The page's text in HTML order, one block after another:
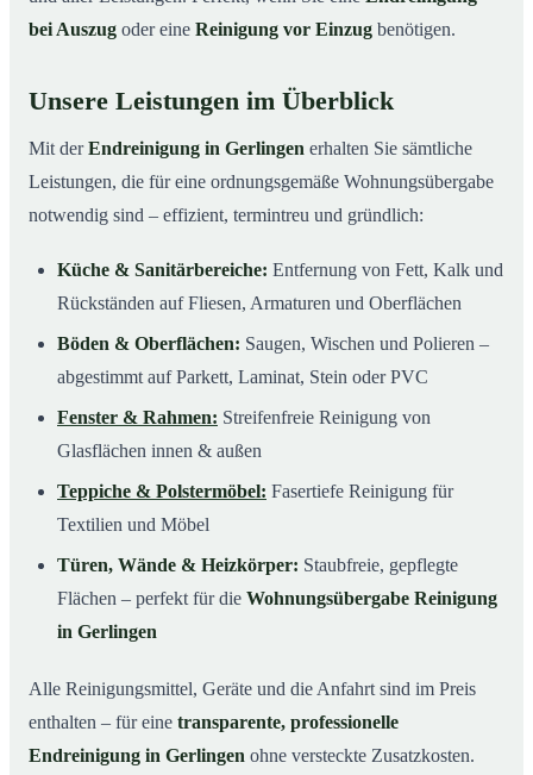
bei Auszug oder eine Reinigung vor Einzug benötigen.
Unsere Leistungen im Überblick
Mit derEndreinigung in Gerlingen erhalten Sie sämtliche
Leistungen, die für eine ordnungsgemäße Wohnungsübergabe
notwendig sind – effizient, termintreu und gründlich:
Küche & Sanitärbereiche: Entfernung von Fett, Kalk und
Rückständen auf Fliesen, Armaturen und Oberflächen
Böden & Oberflächen: Saugen, Wischen und Polieren –
abgestimmt auf Parkett, Laminat, Stein oder PVC
Fenster & Rahmen: Streifenfreie Reinigung von
Glasflächen innen & außen
Teppiche & Polstermöbel: Fasertiefe Reinigung für
Textilien und Möbel
Türen, Wände & Heizkörper: Staubfreie, gepflegte
Flächen – perfekt für die Wohnungsübergabe Reinigung
in Gerlingen
Alle Reinigungsmittel, Geräte und die Anfahrt sind im Preis
enthalten – für eine transparente, professionelle
Endreinigung in Gerlingen ohne versteckte Zusatzkosten.